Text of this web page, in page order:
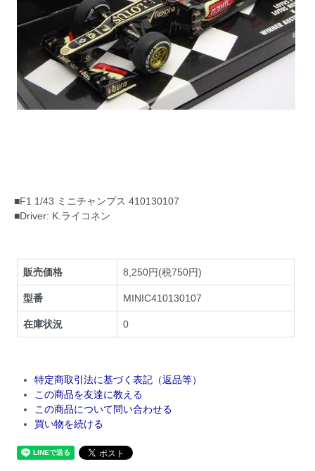
■F1 1/43 ミニチャンプス 410130107
■Driver: K.ライコネン
販売価格 8,250円(税750円)
型番 MINIC410130107
在庫状況 0
特定商取引法に基づく表記（返品等）
この商品を友達に教える
この商品について問い合わせる
買い物を続ける